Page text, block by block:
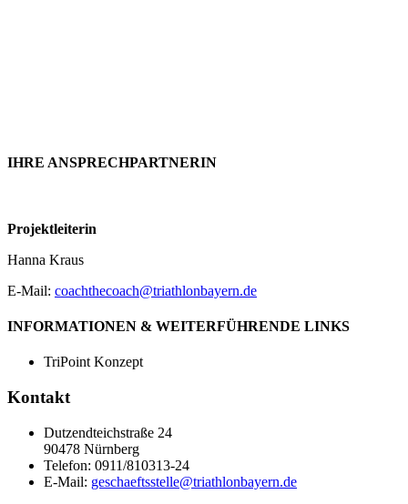
IHRE ANSPRECHPARTNERIN
Projektleiterin
Hanna Kraus
E-Mail: coachthecoach@triathlonbayern.de
INFORMATIONEN & WEITERFÜHRENDE LINKS
TriPoint Konzept
Kontakt
Dutzendteichstraße 24
90478 Nürnberg
Telefon: 0911/810313-24
E-Mail: geschaeftsstelle@triathlonbayern.de